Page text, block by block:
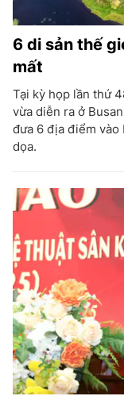
6 di sản thế
mất
Tại kỳ họp lần thứ
vừa diễn ra ở
đưa 6 địa điểm vào
dọa.